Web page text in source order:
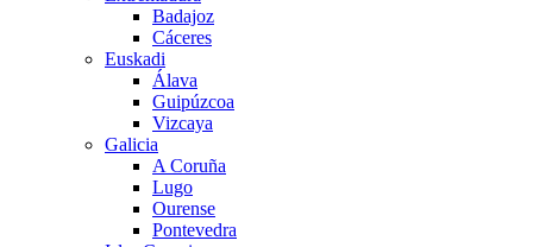
Badajoz
Cáceres
Euskadi
Álava
Guipúzcoa
Vizcaya
Galicia
A Coruña
Lugo
Ourense
Pontevedra